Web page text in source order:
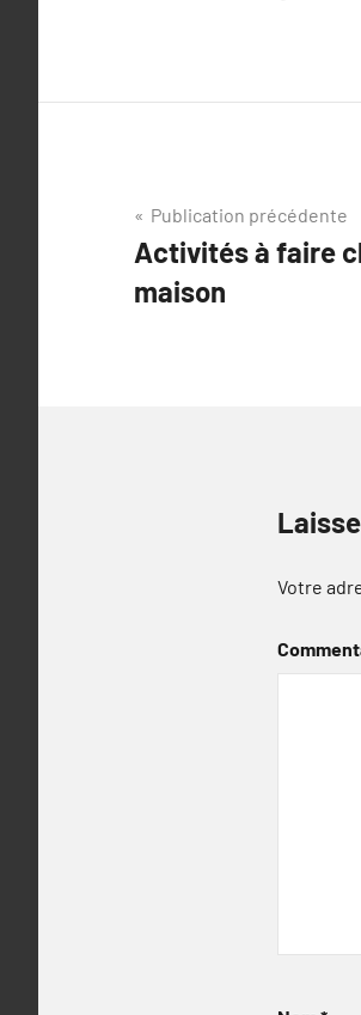
Navigation
de
l’article
Publication précédente
Activités à faire
maison
Votre